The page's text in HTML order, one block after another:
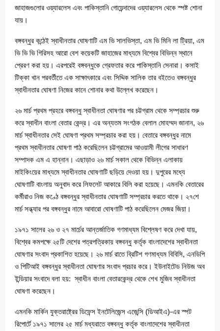
জাহাজগুলোর ওয়্যারলেস এবং পাকিস্তানি গোয়েন্দাদের ওয়্যারলেস থেকে স্পষ্ট শোনা
যায়।
বঙ্গবন্ধুর কন্ঠেই স্বাধীনতার ঘোষণাটি এম ভি সালভিস্তা, এম ভি মিনি লা ট্রিয়া, এম
ভি ভি ভি গিরিসহ আরো বেশ কয়েকটি জাহাজের মাধ্যমে বিশ্বের বিভিন্ন স্থানে
প্রেরণ করা হয়। এরপরেই বঙ্গবন্ধুকে গ্রেফতার করে পাকিস্তানি সেনারা। কসাই
টিক্কা খান পরবর্তীতে এক সাক্ষাৎকারে এবং সিদ্দিক সালিক তার বইতেও বঙ্গবন্ধুর
স্বাধীনতার ঘোষণা নিজের কানে শোনার কথা উল্লেখ করেছেন।
২৬ মার্চ প্রথম প্রহরে বঙ্গবন্ধু স্বাধীনতা ঘোষণার পর চট্টগ্রাম থেকে সম্প্রচার শুরু
করে স্বাধীন বাংলা বেতার কেন্দ্র। এর অন্যতম সংগঠক বেলাল মোহম্মদ জানান, ২৬
মার্চ স্বাধীনতার সেই ঘোষণা প্রথম সম্প্রচার করা হয়। বেতারে বঙ্গবন্ধুর নামে
প্রথম স্বাধীনতার ঘোষণা পাঠ করেছিলেন চট্টগ্রামের আওয়ামী লীগের সাধারণ
সম্পাদক এম এ হান্নান। এছাড়াও ২৬ মার্চ সকাল থেকে বিভিন্ন এলাকায়
মাইকিংয়ের মাধ্যমে স্বাধীনতার ঘোষণাটি ছড়িয়ে দেওয়া হয়। দুপুরের মধ্যে
ঘোষণাটি বাংলায় অনুবাদ করে লিফলেট আকারে বিলি করা হয়েছে। এমনকি বেতারের
কর্মীরাও নিজ কণ্ঠে বঙ্গবন্ধুর স্বাধীনতার ঘোষণাটি সম্প্রচার করতে থাকে। ২৭শে
মার্চ সন্ধ্যার পর বঙ্গবন্ধুর নামে আবারো ঘোষণাটি পাঠ করেছিলেন মেজর জিয়া।
১৯৭১ সালের ২৬ ও ২৭ মার্চের আন্তর্জাতিক গণমাধ্যম বিশ্লেষণ করে দেখা যায়,
বিশ্বের কমপক্ষে ২৫টি দেশের পত্রপত্রিকায় বঙ্গবন্ধু কর্তৃক বাংলাদেশের স্বাধীনতা
ঘোষণার সংবাদ প্রকাশিত হয়েছে। ২৬ মার্চ রাতে ব্রিটিশ গণমাধ্যম বিবিসি, এনডিপি
ও পিটিআই বঙ্গবন্ধুর স্বাধীনতা ঘোষণার সংবাদ প্রচার করে। ইউনাইটেড নিউজ অব
ইন্ডিয়ার সংবাদে বলা হয়: স্বাধীন বাংলা বেতারকেন্দ্র থেকে শেখ মুজিব স্বাধীনতা
ঘোষণা করেছেন।
এমনকি মার্কিন যুক্তরাষ্ট্রের ডিফেন্স ইনটেলিজেন্স এজেন্সি (ডিআইএ)-এর স্পট
রিপোর্টে ১৯৭১ সালের ২৫ মার্চ মধ্যরাতে বঙ্গবন্ধু কর্তৃক বাংলাদেশের স্বাধীনতা